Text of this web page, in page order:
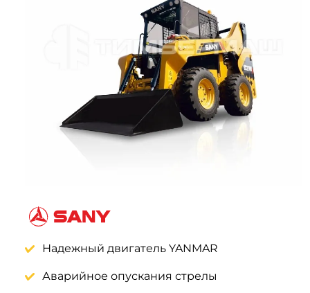
Надежный двигатель YANMAR
Аварийное опускания стрелы
Системы 3D нивелирования
Грейферные захваты